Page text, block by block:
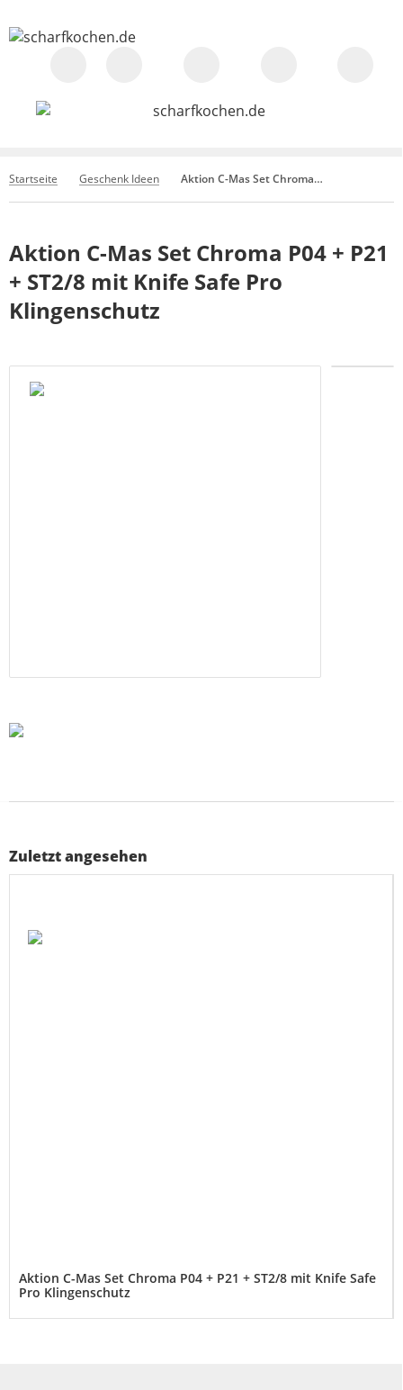
Startseite Geschenk Ideen Aktion C-Mas Set Chroma P04 + P21 + ST2/8 mit Knife Safe Pro Klingenschutz
Aktion C-Mas Set Chroma P04 + P21
+ ST2/8 mit Knife Safe Pro
Klingenschutz
Zuletzt angesehen
Aktion C-Mas Set Chroma P04 + P21 + ST2/8 mit Knife Safe
Pro Klingenschutz